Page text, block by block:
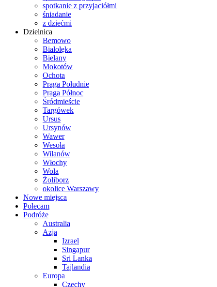
spotkanie z przyjaciółmi
śniadanie
z dziećmi
Dzielnica
Bemowo
Białolęka
Bielany
Mokotów
Ochota
Praga Południe
Praga Północ
Śródmieście
Targówek
Ursus
Ursynów
Wawer
Wesoła
Wilanów
Włochy
Wola
Żoliborz
okolice Warszawy
Nowe miejsca
Polecam
Podróże
Australia
Azja
Izrael
Singapur
Sri Lanka
Tajlandia
Europa
Czechy